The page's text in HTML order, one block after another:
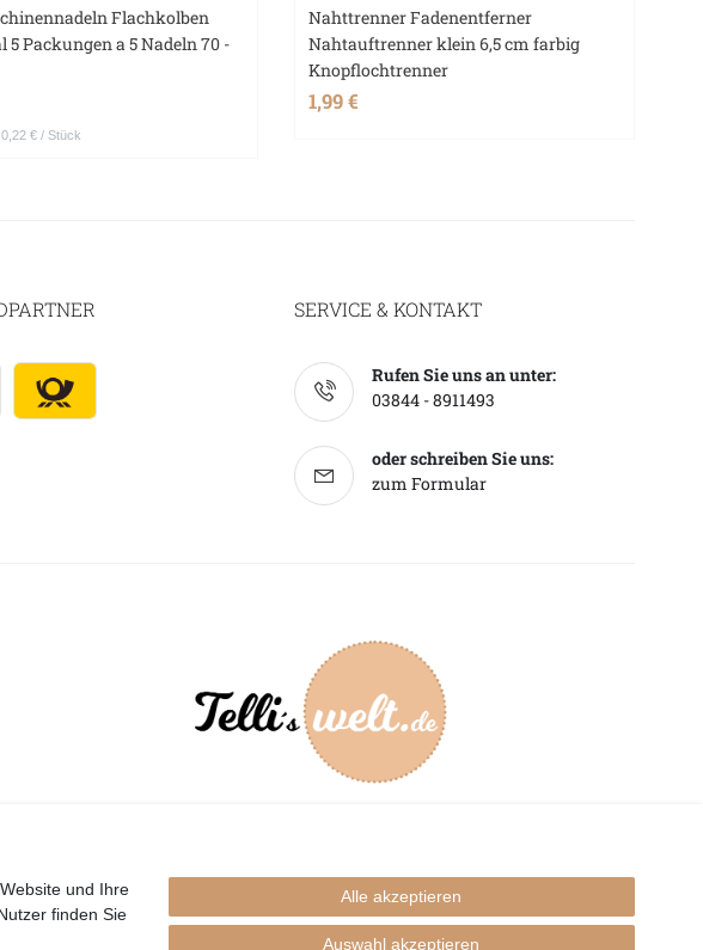
Flachkolben
5 Packungen a 5 Nadeln 70 -
0,22 € / Stück
Nahttrenner Fadenentferner
Nahtauftrenner klein 6,5 cm farbig
Knopflochtrenner
1,99 €
SERVICE & KONTAKT
Rufen Sie uns an unter:
03844 - 8911493
oder schreiben Sie uns:
zum Formular
| AGB Impressum
und Ihre
finden Sie
Alle akzeptieren
Auswahl akzeptieren